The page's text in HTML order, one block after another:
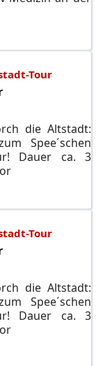
Tour
die Altstadt:
Spee´schen
Dauer ca. 3
Tour
die Altstadt:
Spee´schen
Dauer ca. 3